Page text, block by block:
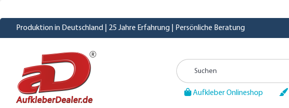
Produktion in Deutschland | 25 Jahre Erfahrung | Persönliche Beratung
Aufkleber Onlineshop